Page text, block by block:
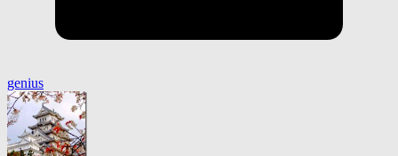
genius